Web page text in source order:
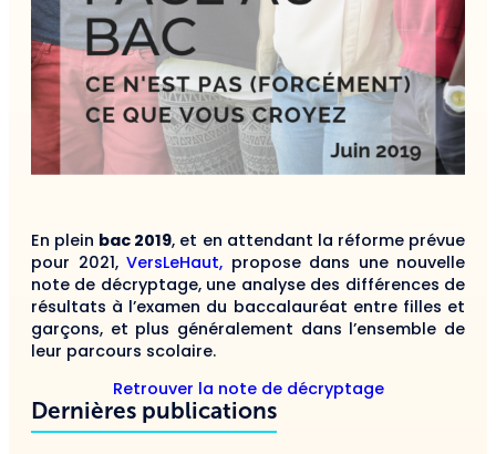
En plein bac 2019, et en attendant la réforme prévue
pour 2021, VersLeHaut, propose dans une nouvelle
note de décryptage, une analyse des différences de
résultats à l’examen du baccalauréat entre filles et
garçons, et plus généralement dans l’ensemble de
leur parcours scolaire.
Retrouver la note de décryptage
Dernières publications